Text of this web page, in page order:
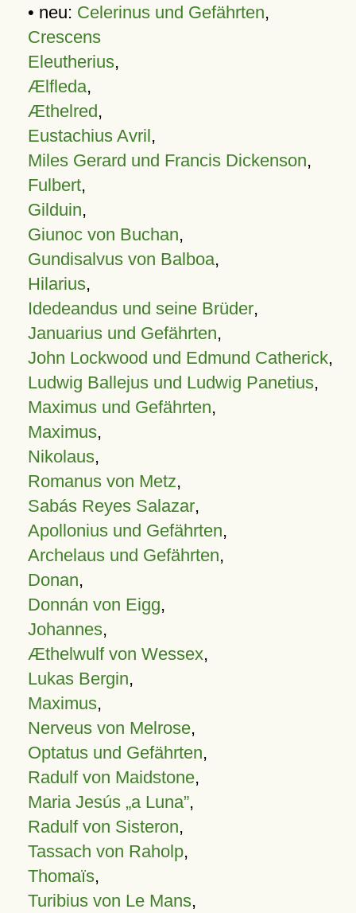
• neu: Celerinus und Gefährten,
Crescens
Eleutherius,
Ælfleda,
Æthelred,
Eustachius Avril,
Miles Gerard und Francis Dickenson,
Fulbert,
Gilduin,
Giunoc von Buchan,
Gundisalvus von Balboa,
Hilarius,
Idedeandus und seine Brüder,
Januarius und Gefährten,
John Lockwood und Edmund Catherick,
Ludwig Ballejus und Ludwig Panetius,
Maximus und Gefährten,
Maximus,
Nikolaus,
Romanus von Metz,
Sabás Reyes Salazar,
Apollonius und Gefährten,
Archelaus und Gefährten,
Donan,
Donnán von Eigg,
Johannes,
Æthelwulf von Wessex,
Lukas Bergin,
Maximus,
Nerveus von Melrose,
Optatus und Gefährten,
Radulf von Maidstone,
Maria Jesús „a Luna”,
Radulf von Sisteron,
Tassach von Raholp,
Thomaïs,
Turibius von Le Mans,